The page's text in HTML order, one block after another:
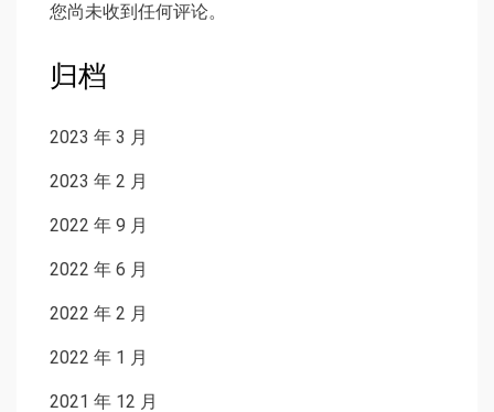
您尚未收到任何评论。
归档
2023 年 3 月
2023 年 2 月
2022 年 9 月
2022 年 6 月
2022 年 2 月
2022 年 1 月
2021 年 12 月